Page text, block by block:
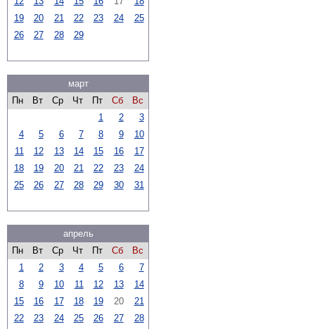
19
20 21 22 23 24
25
26
27 28 29
март
Пн
Вт Ср Чт Пт Сб
Вс
1
2
3
4
5 6 7 8 9
10
11
12 13 14 15 16
17
18
19 20 21 22 23
24
25
26 27 28 29 30 31
апрель
Пн
Вт Ср Чт Пт Сб
Вс
1
2 3 4 5 6
7
8
9 10 11 12 13
14
15
16 17 18 19 20
21
22
23 24 25 26 27
28